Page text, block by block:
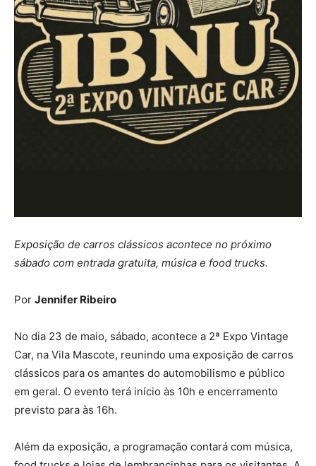
Exposição de carros clássicos acontece no próximo
sábado com entrada gratuita, música e food trucks.
Por Jennifer Ribeiro
No dia 23 de maio, sábado, acontece a 2ª Expo Vintage
Car, na Vila Mascote, reunindo uma exposição de carros
clássicos para os amantes do automobilismo e público
em geral. O evento terá início às 10h e encerramento
previsto para às 16h.
Além da exposição, a programação contará com música,